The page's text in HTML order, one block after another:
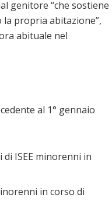
genitore “che sostiene
propria abitazione”,
abituale nel
al 1° gennaio
di ISEE minorenni in
in corso di